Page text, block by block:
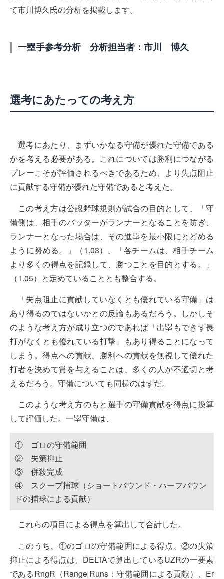
て市川博久氏の分析を掲載します。
一塁手参考分析 分析担当者：市川 博久
選考にあたっての考え方
選考にあたり、まずいかなる守備が優れた守備である
かを考える必要がある。これについては勝利につながる
プレーこそが評価されるべきであるため、より失点阻止
に貢献する守備が優れた守備であると考えた。
この考え方は公認野球規則が試合の目的として、「守
備側は、相手のバッターがランナーとなることを防ぎ、
ランナーとなった場合は、その進塁を最小限にとどめる
ように努める。」（1.03）、「各チームは、相手チーム
より多くの得点を記録して、勝つことを目的とする。」
（1.05）と定めていることとも整合する。
「失点阻止に貢献していなくとも優れている守備」は
あり得るのではないかとの反論もあるだろう。しかしそ
のような考え方が成り立つのであれば「出塁もできず長
打がなくとも優れている打撃」もあり得ることになって
しまう。得点への貢献、勝利への貢献を無視して優れた
打者を決めて賞を与えることは、多くの人が不適切と考
えるだろう。守備についても同様のはずだ。
このような考え方のもと選手の守備貢献を得点に換算
して評価した。一塁守備は、
① ゴロの守備範囲
② 失策抑止
③ 併殺完成
④ スクープ捕球（ショートバウンド・ハーフバウン
ドの捕球による貢献）
これらの項目による得点を算出して合計した。
このうち、①のゴロの守備範囲による得点、②の失策
抑止による得点は、DELTAで算出しているUZRの一要素
であるRngR（Range Runs：守備範囲による貢献）、Er